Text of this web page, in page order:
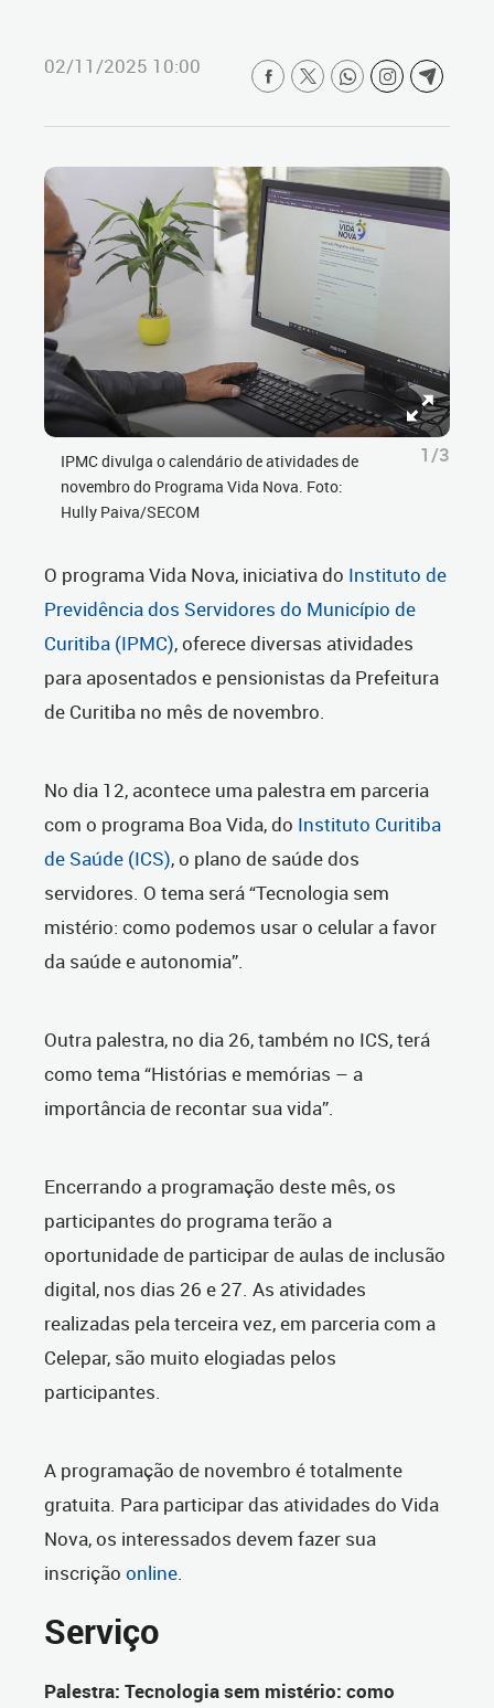
02/11/2025 10:00
IPMC divulga o calendário de atividades de
novembro do Programa Vida Nova. Foto:
Hully Paiva/SECOM
1/3
O programa Vida Nova, iniciativa do Instituto de
Previdência dos Servidores do Município de
Curitiba (IPMC), oferece diversas atividades
para aposentados e pensionistas da Prefeitura
de Curitiba no mês de novembro.
No dia 12, acontece uma palestra em parceria
com o programa Boa Vida, do Instituto Curitiba
de Saúde (ICS), o plano de saúde dos
servidores. O tema será “Tecnologia sem
mistério: como podemos usar o celular a favor
da saúde e autonomia”.
Outra palestra, no dia 26, também no ICS, terá
como tema “Histórias e memórias – a
importância de recontar sua vida”.
Encerrando a programação deste mês, os
participantes do programa terão a
oportunidade de participar de aulas de inclusão
digital, nos dias 26 e 27. As atividades
realizadas pela terceira vez, em parceria com a
Celepar, são muito elogiadas pelos
participantes.
A programação de novembro é totalmente
gratuita. Para participar das atividades do Vida
Nova, os interessados devem fazer sua
inscrição online.
Serviço
Palestra: Tecnologia sem mistério: como